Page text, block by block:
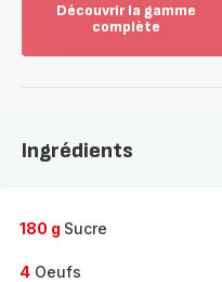
Découvrir la gamme
complète
gamme
Ingrédients
180 g Sucre
4 Oeufs